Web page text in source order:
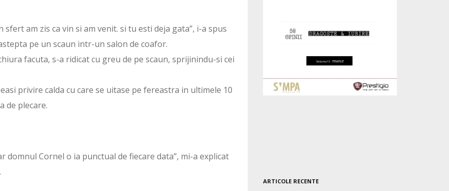
am zis ca vin si am venit. si tu esti deja gata”, i-a spus
pe un scaun intr-un salon de coafor.
facuta, s-a ridicat cu greu de pe scaun, sprijinindu-si cei
privire calda cu care se uitase pe fereastra in ultimele 10
de plecare.
domnul Cornel o ia punctual de fiecare data”, mi-a explicat
ARTICOLE RECENTE